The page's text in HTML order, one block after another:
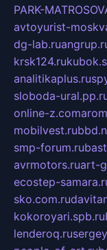
PARK-
avtoyurist-
dg-lab.ru
krsk124.ru
analitikaplus.ru
sloboda-
online-z.com
mobilvest.ru
smp-forum.ru
avrmotors.ruart-
ecostep-
sko.com.ru
kokoroyari.spb.ru
lenderoq.ru